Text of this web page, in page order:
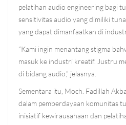
pelatihan audio engineering bagi
sensitivitas audio yang dimiliki
yang dapat dimanfaatkan di
“Kami ingin menantang stigma
masuk ke industri kreatif. Justru
di bidang audio,” jelasnya.
Sementara itu, Moch. Fadillah
dalam pemberdayaan komunitas
inisiatif kewirausahaan dan